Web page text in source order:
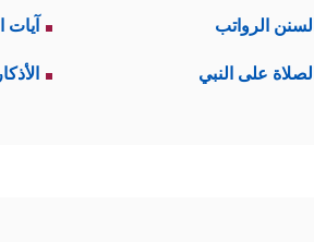
الرواتب آيات
على النبي الأذكار